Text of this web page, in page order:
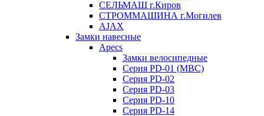
СЕЛЬМАШ г.Киров
СТРОММАШИНА г.Могилев
AJAX
Замки навесные
Apecs
Замки велосипедные
Серия PD-01 (МВС)
Серия PD-02
Серия PD-03
Серия PD-10
Серия PD-14